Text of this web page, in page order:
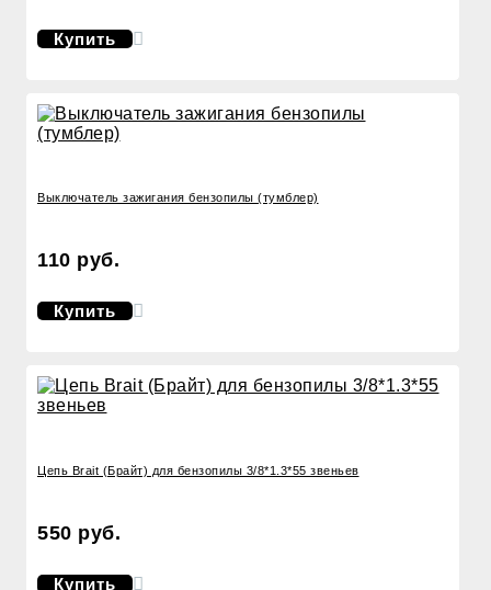
Купить
Выключатель зажигания бензопилы (тумблер)
110 руб.
Купить
Цепь Brait (Брайт) для бензопилы 3/8*1.3*55 звеньев
550 руб.
Купить